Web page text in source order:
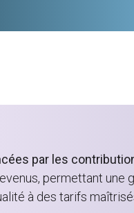
par les
permettant une
à des tarifs